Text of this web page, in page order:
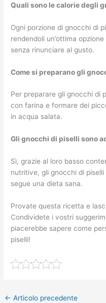
Quali sono le calorie degli
Ogni porzione di gnocchi di
rendendoli un’ottima
senza rinunciare al gusto.
Come si preparano gli
Per preparare gli gnocchi di
con farina e formare dei
in acqua salata.
Gli gnocchi di piselli sono
Sì, grazie al loro basso
nutritive, gli gnocchi di
segue una dieta sana.
Provate questa ricetta e
Condividete i vostri
piacerebbe sapere come
piselli!
← Articolo precedente